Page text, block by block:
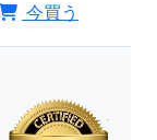
今買う